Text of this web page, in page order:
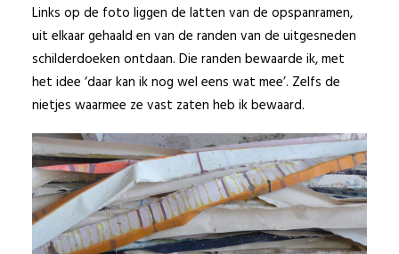
Links op de foto liggen de latten van de opspanramen,
uit elkaar gehaald en van de randen van de uitgesneden
schilderdoeken ontdaan. Die randen bewaarde ik, met
het idee ‘daar kan ik nog wel eens wat mee’. Zelfs de
nietjes waarmee ze vast zaten heb ik bewaard.